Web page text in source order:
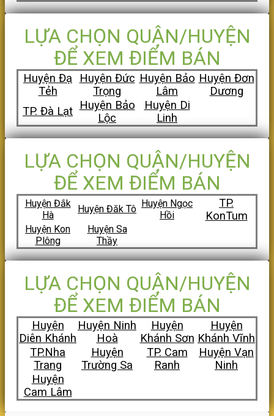
LỰA CHỌN QUẬN/HUYỆN
ĐỂ XEM ĐIỂM BÁN
Huyện Đạ
Tẻh
Huyện Đức
Trọng
Huyện Bảo
Lâm
Huyện Đơn
Dương
TP. Đà Lạt
Huyện Bảo
Lộc
Huyện Di
Linh
LỰA CHỌN QUẬN/HUYỆN
ĐỂ XEM ĐIỂM BÁN
Huyện Đắk
Hà
Huyện Đăk Tô Huyện Ngọc
Hồi
TP.
KonTum
Huyện Kon
Plông
Huyện Sa
Thầy
LỰA CHỌN QUẬN/HUYỆN
ĐỂ XEM ĐIỂM BÁN
Huyện
Diên Khánh
Huyện Ninh
Hoà
Huyện
Khánh Sơn
Huyện
Khánh Vĩnh
TP.Nha
Trang
Huyện
Trường Sa
TP. Cam
Ranh
Huyện Vạn
Ninh
Huyện
Cam Lâm